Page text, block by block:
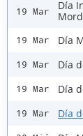
19 Mar
Día
19 Mar Día
19 Mar Día
19 Mar Día
19 Mar Día